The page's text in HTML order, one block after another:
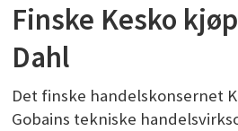
Finske Kesko
Dahl
Det finske handelskonsernet
Gobains tekniske